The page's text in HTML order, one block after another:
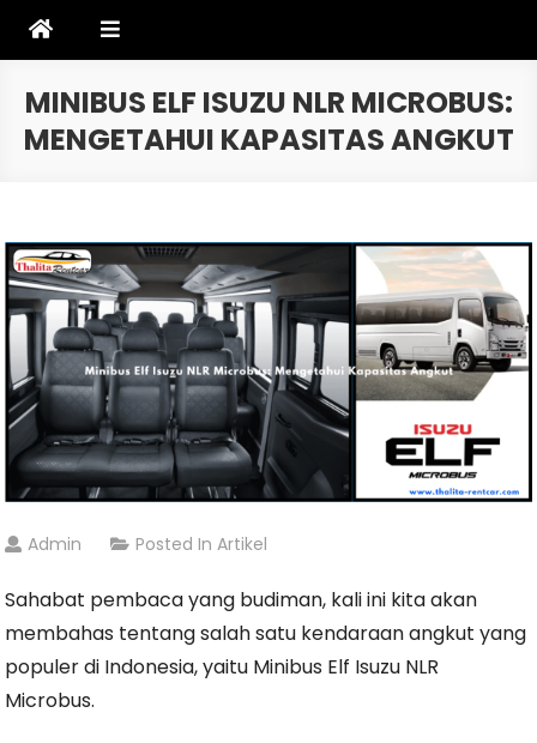
MINIBUS ELF ISUZU NLR MICROBUS:
MENGETAHUI KAPASITAS ANGKUT
Admin Posted InArtikel
Sahabat pembaca yang budiman, kali ini kita akan
membahas tentang salah satu kendaraan angkut yang
populer di Indonesia, yaitu Minibus Elf Isuzu NLR
Microbus.